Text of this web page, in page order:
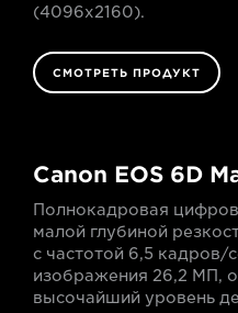
(4096x2160).
СМОТРЕТЬ ПРОДУКТ
Canon EOS 6D
Полнокадровая
малой глубиной
с частотой 6,5 кадров/
изображения 26,2 МП,
высочайший уровень